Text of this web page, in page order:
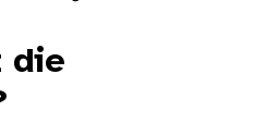
die